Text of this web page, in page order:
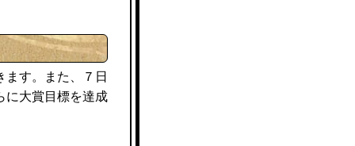
ます。また、７日
に大賞目標を達成